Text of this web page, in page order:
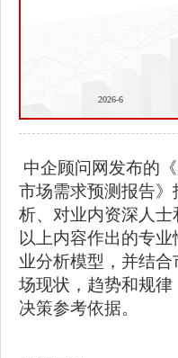
2026-6
中企顾问网发布的
市场需求预测报告
析、对业内资深人
以上内容作出的专
业分析模型，并结
场现状，趋势和规
决策参考依据。